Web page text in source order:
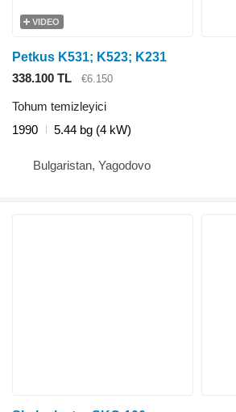
VIDEO
Petkus K531; K523; K231
338.100 TL
€6.150
Tohum temizleyici
1990
5.44 bg (4 kW)
Bulgaristan, Yagodovo